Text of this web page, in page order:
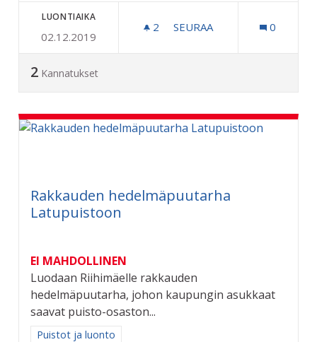
LUONTIAIKA
02.12.2019
2 2 SEURAAJAA
SEURAA 0
2 Kannatukset
Rakkauden hedelmäpuutarha
Latupuistoon
EI MAHDOLLINEN
Luodaan Riihimäelle rakkauden
hedelmäpuutarha, johon kaupungin asukkaat
saavat puisto-osaston...
Rajaa tulokset aihepiirin mukaan: Puistot ja luonto
Puistot ja luonto